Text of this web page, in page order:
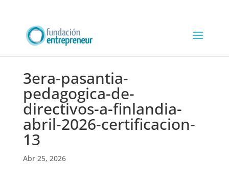
3era-pasantia-
pedagogica-de-
directivos-a-finlandia-
abril-2026-certificacion-
13
Abr 25, 2026